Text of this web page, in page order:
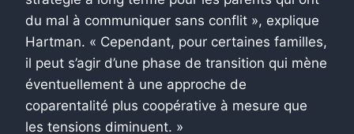
du mal à communiquer sans conflit », explique
Hartman. « Cependant, pour certaines familles,
il peut s’agir d’une phase de transition qui mène
éventuellement à une approche de
coparentalité plus coopérative à mesure que
les tensions diminuent. »